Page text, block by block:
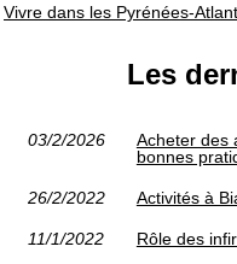
Vivre dans les Pyrénées-
Les
03/2/2026
Acheter des
bonnes
26/2/2022 Activités à
11/1/2022 Rôle des